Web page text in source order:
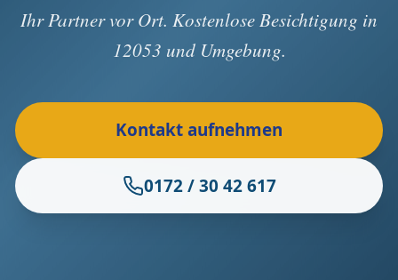
Ihr Partner vor Ort. Kostenlose Besichtigung in
12053 und Umgebung.
Kontakt aufnehmen
0172 / 30 42 617